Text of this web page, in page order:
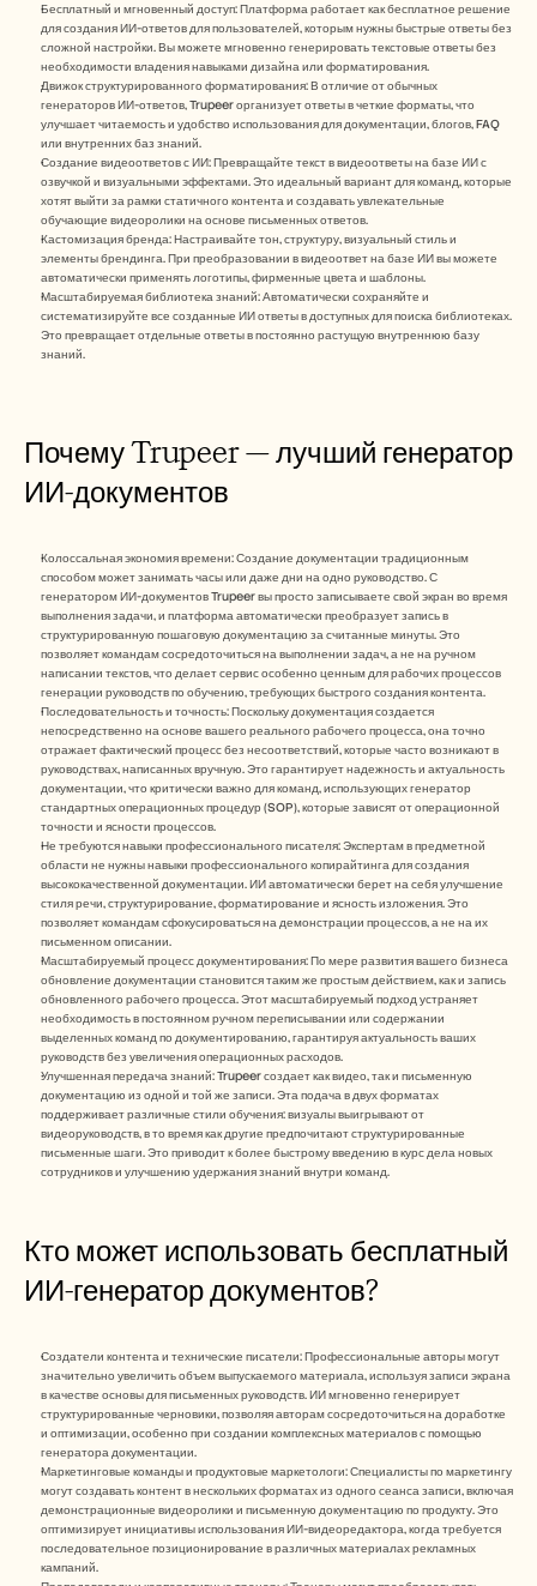
Бесплатный и мгновенный доступ: Платформа работает как бесплатное решение
для создания ИИ-ответов для пользователей, которым нужны быстрые ответы без
сложной настройки. Вы можете мгновенно генерировать текстовые ответы без
необходимости владения навыками дизайна или форматирования.
Движок структурированного форматирования: В отличие от обычных
генераторов ИИ-ответов, Trupeer организует ответы в четкие форматы, что
улучшает читаемость и удобство использования для документации, блогов, FAQ
или внутренних баз знаний.
Создание видеоответов с ИИ: Превращайте текст в видеоответы на базе ИИ с
озвучкой и визуальными эффектами. Это идеальный вариант для команд, которые
хотят выйти за рамки статичного контента и создавать увлекательные
обучающие видеоролики на основе письменных ответов.
Кастомизация бренда: Настраивайте тон, структуру, визуальный стиль и
элементы брендинга. При преобразовании в видеоответ на базе ИИ вы можете
автоматически применять логотипы, фирменные цвета и шаблоны.
Масштабируемая библиотека знаний: Автоматически сохраняйте и
систематизируйте все созданные ИИ ответы в доступных для поиска библиотеках.
Это превращает отдельные ответы в постоянно растущую внутреннюю базу
знаний.
Почему Trupeer — лучший генератор
ИИ-документов
Колоссальная экономия времени: Создание документации традиционным
способом может занимать часы или даже дни на одно руководство. С
генератором ИИ-документов Trupeer вы просто записываете свой экран во время
выполнения задачи, и платформа автоматически преобразует запись в
структурированную пошаговую документацию за считанные минуты. Это
позволяет командам сосредоточиться на выполнении задач, а не на ручном
написании текстов, что делает сервис особенно ценным для рабочих процессов
генерации руководств по обучению, требующих быстрого создания контента.
Последовательность и точность: Поскольку документация создается
непосредственно на основе вашего реального рабочего процесса, она точно
отражает фактический процесс без несоответствий, которые часто возникают в
руководствах, написанных вручную. Это гарантирует надежность и актуальность
документации, что критически важно для команд, использующих генератор
стандартных операционных процедур (SOP), которые зависят от операционной
точности и ясности процессов.
Не требуются навыки профессионального писателя: Экспертам в предметной
области не нужны навыки профессионального копирайтинга для создания
высококачественной документации. ИИ автоматически берет на себя улучшение
стиля речи, структурирование, форматирование и ясность изложения. Это
позволяет командам сфокусироваться на демонстрации процессов, а не на их
письменном описании.
Масштабируемый процесс документирования: По мере развития вашего бизнеса
обновление документации становится таким же простым действием, как и запись
обновленного рабочего процесса. Этот масштабируемый подход устраняет
необходимость в постоянном ручном переписывании или содержании
выделенных команд по документированию, гарантируя актуальность ваших
руководств без увеличения операционных расходов.
Улучшенная передача знаний: Trupeer создает как видео, так и письменную
документацию из одной и той же записи. Эта подача в двух форматах
поддерживает различные стили обучения: визуалы выигрывают от
видеоруководств, в то время как другие предпочитают структурированные
письменные шаги. Это приводит к более быстрому введению в курс дела новых
сотрудников и улучшению удержания знаний внутри команд.
Кто может использовать бесплатный
ИИ-генератор документов?
Создатели контента и технические писатели: Профессиональные авторы могут
значительно увеличить объем выпускаемого материала, используя записи экрана
в качестве основы для письменных руководств. ИИ мгновенно генерирует
структурированные черновики, позволяя авторам сосредоточиться на доработке
и оптимизации, особенно при создании комплексных материалов с помощью
генератора документации.
Маркетинговые команды и продуктовые маркетологи: Специалисты по маркетингу
могут создавать контент в нескольких форматах из одного сеанса записи, включая
демонстрационные видеоролики и письменную документацию по продукту. Это
оптимизирует инициативы использования ИИ-видеоредактора, когда требуется
последовательное позиционирование в различных материалах рекламных
кампаний.